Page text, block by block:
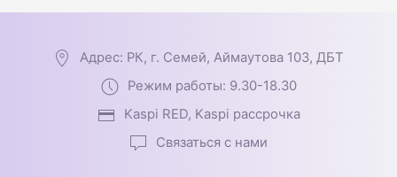
Адрес: РК, г. Семей, Аймаутова 103, ДБТ
Режим работы: 9.30-18.30
Kaspi RED, Kaspi рассрочка
Связаться с нами